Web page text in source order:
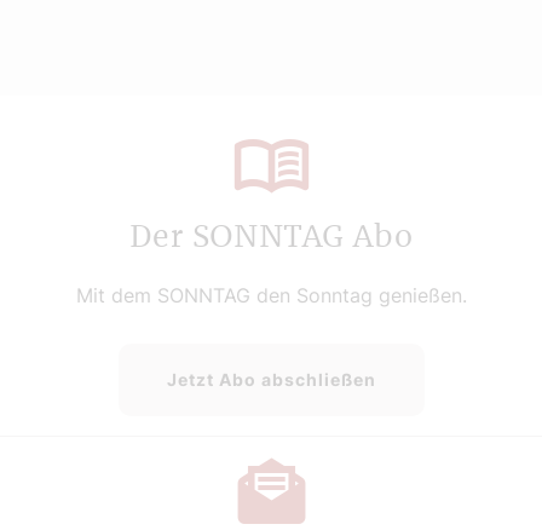
Der SONNTAG Abo
Mit dem SONNTAG den Sonntag genießen.
Jetzt Abo abschließen